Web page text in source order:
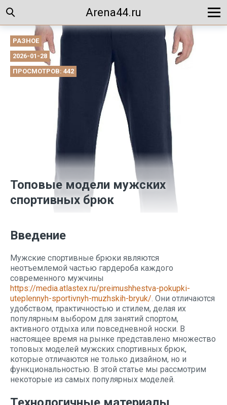
Arena44.ru
РАЗНОЕ
2026-01-28
ПРОСМОТРОВ: 442
Топовые модели мужских
спортивных брюк
Введение
Мужские спортивные брюки являются
неотъемлемой частью гардероба каждого
современного мужчины
https://media.atlastex.ru/preimushhestva-pokupki-
uteplennyh-sportivnyh-muzhskih-bryuk/. Они отличаются
удобством, практичностью и стилем, делая их
популярным выбором для занятий спортом,
активного отдыха или повседневной носки. В
настоящее время на рынке представлено множество
топовых моделей мужских спортивных брюк,
которые отличаются не только дизайном, но и
функциональностью. В этой статье мы рассмотрим
некоторые из самых популярных моделей.